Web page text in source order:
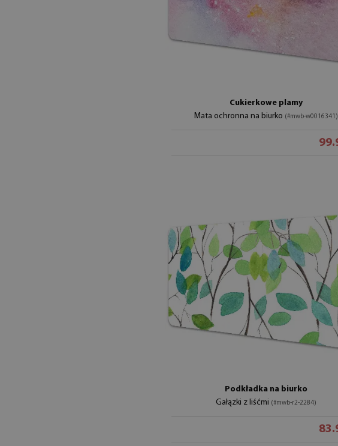
Cukierkowe plamy
Mata ochronna na biurko (#mwb-w0016341)
Podkładka na biurko
Gałązki z liśćmi (#mwb-r2-2284)